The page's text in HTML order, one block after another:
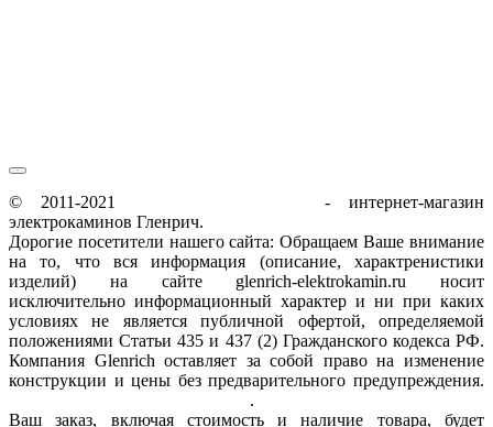
© 2011-2021
- интернет-магазин
электрокаминов Гленрич.
Дорогие посетители нашего сайта: Обращаем Ваше внимание
на то, что вся информация (описание, характренистики
изделий) на сайте glenrich-elektrokamin.ru носит
исключительно информационный характер и ни при каких
условиях не является публичной офертой, определяемой
положениями Статьи 435 и 437 (2) Гражданского кодекса РФ.
Компания Glenrich оставляет за собой право на изменение
конструкции и цены без предварительного предупреждения.
.
Ваш заказ, включая стоимость и наличие товара, будет